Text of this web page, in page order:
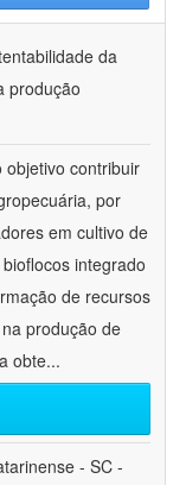
da
produção
contribuir
por
em cultivo de
integrado
de recursos
produção de
obte...
- SC -